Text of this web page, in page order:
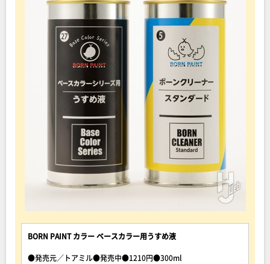
BORN PAINT カラー ベースカラー用うすめ液
●発売元／トアミル●発売中●1210円●300ml